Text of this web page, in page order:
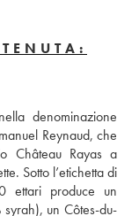
denominazione
Reynaud, che
Château Rayas a
Sotto l’etichetta di
ettari produce un
un Côtes-du-